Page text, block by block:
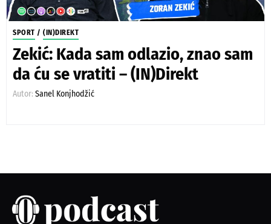
SPORT / (IN)DIREKT
Zekić: Kada sam odlazio, znao sam
da ću se vratiti – (IN)Direkt
Autor: Sanel Konjhodžić